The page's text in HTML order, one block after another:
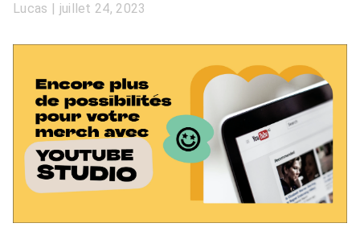
Lucas juillet 24, 2023